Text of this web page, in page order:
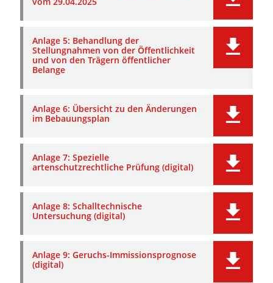
Anlage 5: Behandlung der
Stellungnahmen von der Öffentlichkeit
und von den Trägern öffentlicher
Belange
Anlage 6: Übersicht zu den Änderungen
im Bebauungsplan
Anlage 7: Spezielle
artenschutzrechtliche Prüfung (digital)
Anlage 8: Schalltechnische
Untersuchung (digital)
Anlage 9: Geruchs-Immissionsprognose
(digital)